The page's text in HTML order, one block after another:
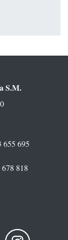
S.M.
655 695
818